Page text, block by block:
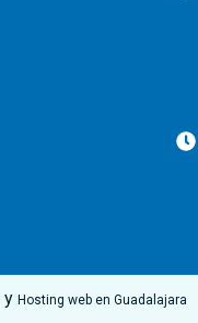
y Hosting web en Guadalajara